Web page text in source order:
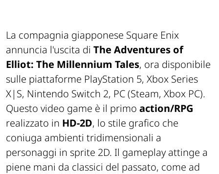
La compagnia giapponese Square Enix
annuncia l'uscita di The Adventures of
Elliot: The Millennium Tales, ora disponibile
sulle piattaforme PlayStation 5, Xbox Series
X|S, Nintendo Switch 2, PC (Steam, Xbox PC).
Questo video game è il primo action/RPG
realizzato in HD-2D, lo stile grafico che
coniuga ambienti tridimensionali a
personaggi in sprite 2D. Il gameplay attinge a
piene mani da classici del passato, come ad